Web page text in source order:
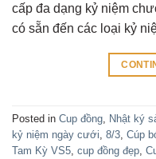
cấp đa dạng kỷ niệm
có sẵn đến các loại kỷ
Posted in Cup đồng, Nhật ký
kỷ niệm ngày cưới, 8/3, Cúp
Tam Kỳ VS5, cup đồng đẹp,